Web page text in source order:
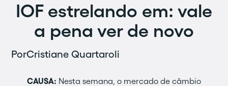
IOF estrelando em: vale
a pena ver de novo
PorCristiane Quartaroli
CAUSA: Nesta semana, o mercado de câmbio